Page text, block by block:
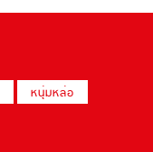
หนุ่มหล่อ